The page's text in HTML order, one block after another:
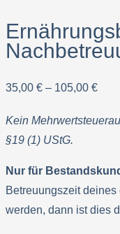
35,00 € – 105,00 €
Kein
§19 (1) UStG.
Nur für
Betreuungszeit
werden, dann ist dies